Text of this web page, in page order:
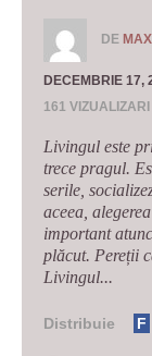
DE
DECEMBRIE 17,
161 VIZUALIZARI
Livingul este
trece pragul.
serile,
aceea,
important
plăcut. Pereții
Livingul...
Distribuie F